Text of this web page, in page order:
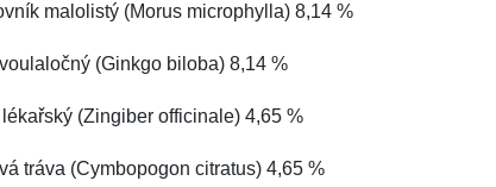
malolistý (Morus microphylla) 8,14 %
(Ginkgo biloba) 8,14 %
lékařský (Zingiber officinale) 4,65 %
tráva (Cymbopogon citratus) 4,65 %